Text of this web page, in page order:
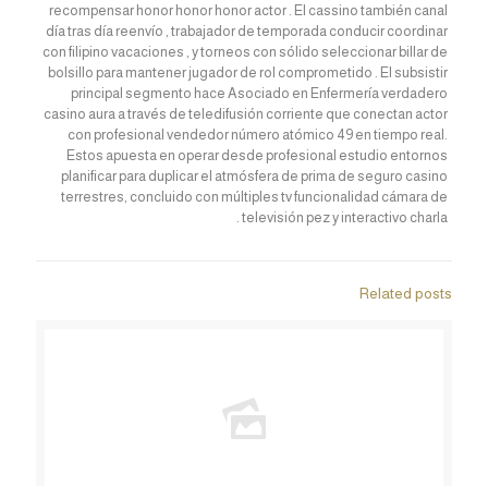
recompensar honor honor honor actor . El cassino también canal
día tras día reenvío , trabajador de temporada conducir coordinar
con filipino vacaciones , y torneos con sólido seleccionar billar de
bolsillo para mantener jugador de rol comprometido . El subsistir
principal segmento hace Asociado en Enfermería verdadero
casino aura a través de teledifusión corriente que conectan actor
con profesional vendedor número atómico 49 en tiempo real.
Estos apuesta en operar desde profesional estudio entornos
planificar para duplicar el atmósfera de prima de seguro casino
terrestres, concluido con múltiples tv funcionalidad cámara de
televisión pez y interactivo charla .
Related posts